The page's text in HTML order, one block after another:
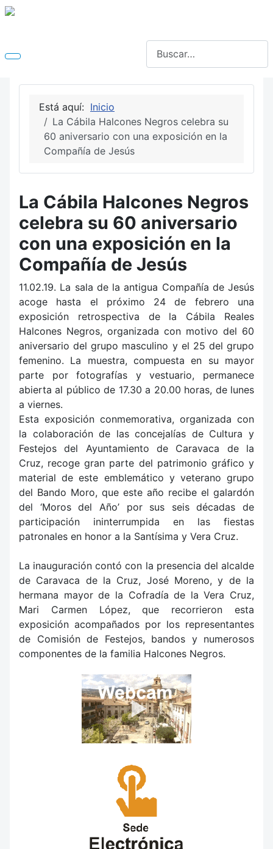
Está aquí: Inicio
La Cábila Halcones Negros celebra su
60 aniversario con una exposición en la
Compañía de Jesús
La Cábila Halcones Negros
celebra su 60 aniversario
con una exposición en la
Compañía de Jesús
11.02.19. La sala de la antigua Compañía de Jesús
acoge hasta el próximo 24 de febrero una
exposición retrospectiva de la Cábila Reales
Halcones Negros, organizada con motivo del 60
aniversario del grupo masculino y el 25 del grupo
femenino. La muestra, compuesta en su mayor
parte por fotografías y vestuario, permanece
abierta al público de 17.30 a 20.00 horas, de lunes
a viernes.
Esta exposición conmemorativa, organizada con
la colaboración de las concejalías de Cultura y
Festejos del Ayuntamiento de Caravaca de la
Cruz, recoge gran parte del patrimonio gráfico y
material de este emblemático y veterano grupo
del Bando Moro, que este año recibe el galardón
del ‘Moros del Año’ por sus seis décadas de
participación ininterrumpida en las fiestas
patronales en honor a la Santísima y Vera Cruz.
La inauguración contó con la presencia del alcalde
de Caravaca de la Cruz, José Moreno, y de la
hermana mayor de la Cofradía de la Vera Cruz,
Mari Carmen López, que recorrieron esta
exposición acompañados por los representantes
de Comisión de Festejos, bandos y numerosos
componentes de la familia Halcones Negros.